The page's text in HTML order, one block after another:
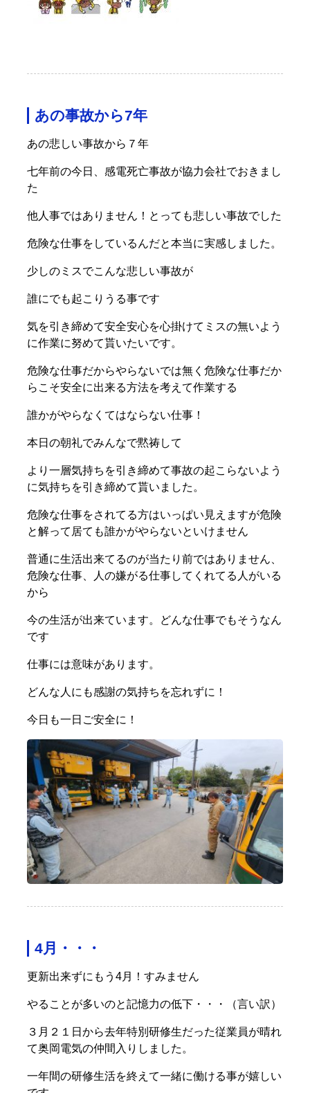
あの事故から7年
あの悲しい事故から７年
七年前の今日、感電死亡事故が協力会社でおきまし
た
他人事ではありません！とっても悲しい事故でした
危険な仕事をしているんだと本当に実感しました。
少しのミスでこんな悲しい事故が
誰にでも起こりうる事です
気を引き締めて安全安心を心掛けてミスの無いよう
に作業に努めて貰いたいです。
危険な仕事だからやらないでは無く危険な仕事だか
らこそ安全に出来る方法を考えて作業する
誰かがやらなくてはならない仕事！
本日の朝礼でみんなで黙祷して
より一層気持ちを引き締めて事故の起こらないよう
に気持ちを引き締めて貰いました。
危険な仕事をされてる方はいっぱい見えますが危険
と解って居ても誰かがやらないといけません
普通に生活出来てるのが当たり前ではありません、
危険な仕事、人の嫌がる仕事してくれてる人がいる
から
今の生活が出来ています。どんな仕事でもそうなん
です
仕事には意味があります。
どんな人にも感謝の気持ちを忘れずに！
今日も一日ご安全に！
4月・・・
更新出来ずにもう4月！すみません
やることが多いのと記憶力の低下・・・（言い訳）
３月２１日から去年特別研修生だった従業員が晴れ
て奥岡電気の仲間入りしました。
一年間の研修生活を終えて一緒に働ける事が嬉しい